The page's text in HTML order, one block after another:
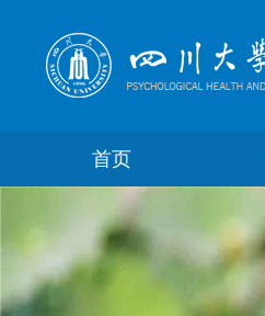
首页